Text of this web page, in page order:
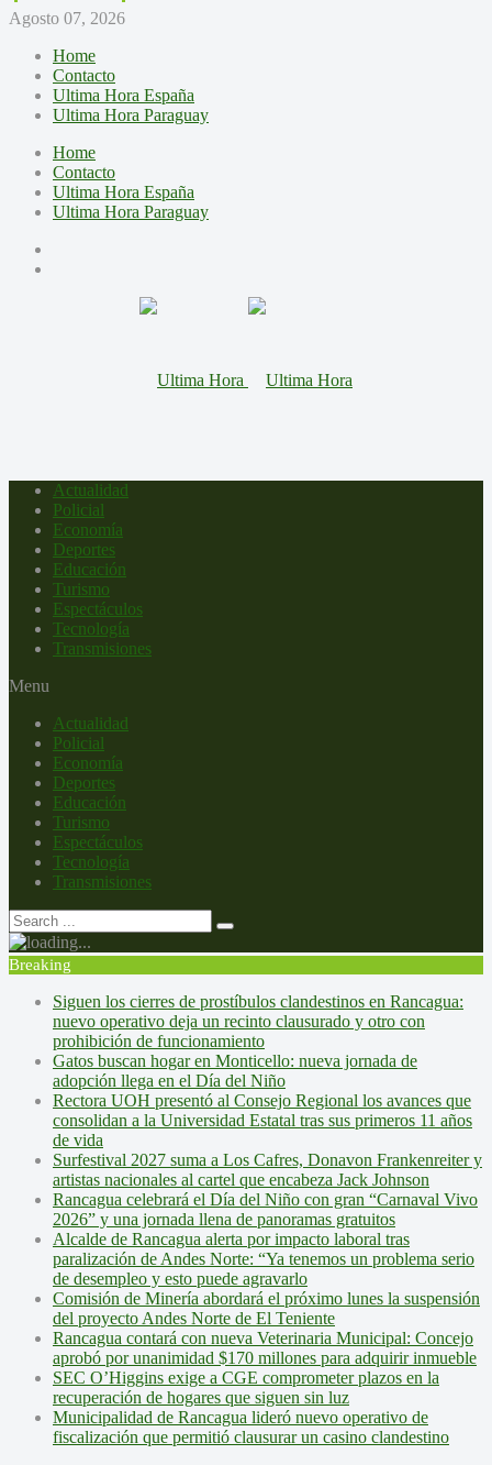
Agosto 07, 2026
Home
Contacto
Ultima Hora España
Ultima Hora Paraguay
Home
Contacto
Ultima Hora España
Ultima Hora Paraguay
Actualidad
Policial
Economía
Deportes
Educación
Turismo
Espectáculos
Tecnología
Transmisiones
Menu
Actualidad
Policial
Economía
Deportes
Educación
Turismo
Espectáculos
Tecnología
Transmisiones
Breaking
Siguen los cierres de prostíbulos clandestinos en Rancagua:
nuevo operativo deja un recinto clausurado y otro con
prohibición de funcionamiento
Gatos buscan hogar en Monticello: nueva jornada de
adopción llega en el Día del Niño
Rectora UOH presentó al Consejo Regional los avances que
consolidan a la Universidad Estatal tras sus primeros 11 años
de vida
Surfestival 2027 suma a Los Cafres, Donavon Frankenreiter y
artistas nacionales al cartel que encabeza Jack Johnson
Rancagua celebrará el Día del Niño con gran “Carnaval Vivo
2026” y una jornada llena de panoramas gratuitos
Alcalde de Rancagua alerta por impacto laboral tras
paralización de Andes Norte: “Ya tenemos un problema serio
de desempleo y esto puede agravarlo
Comisión de Minería abordará el próximo lunes la suspensión
del proyecto Andes Norte de El Teniente
Rancagua contará con nueva Veterinaria Municipal: Concejo
aprobó por unanimidad $170 millones para adquirir inmueble
SEC O’Higgins exige a CGE comprometer plazos en la
recuperación de hogares que siguen sin luz
Municipalidad de Rancagua lideró nuevo operativo de
fiscalización que permitió clausurar un casino clandestino